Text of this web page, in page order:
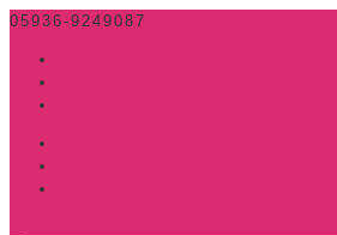
05936-9249087